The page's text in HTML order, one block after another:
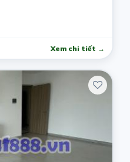
Xem chi tiết →